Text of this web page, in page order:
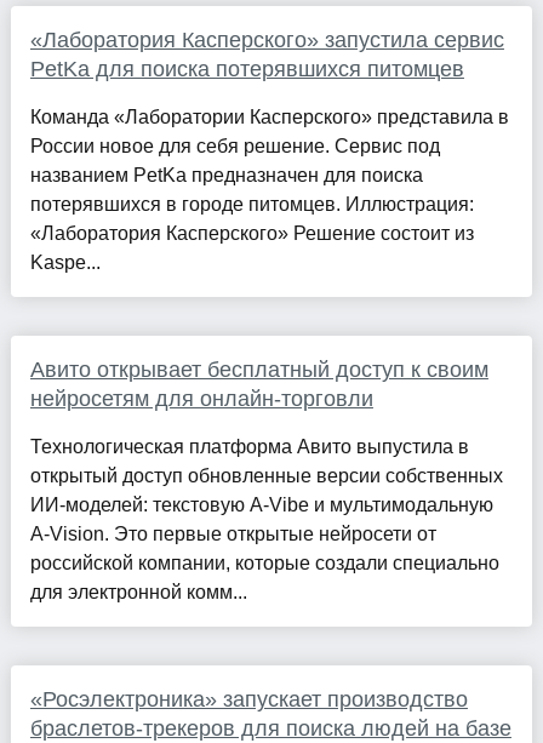
«Лаборатория Касперского» запустила сервис
PetKa для поиска потерявшихся питомцев
Команда «Лаборатории Касперского» представила в
России новое для себя решение. Сервис под
названием PetKa предназначен для поиска
потерявшихся в городе питомцев. Иллюстрация:
«Лаборатория Касперского» Решение состоит из
Kaspe...
Авито открывает бесплатный доступ к своим
нейросетям для онлайн-торговли
Технологическая платформа Авито выпустила в
открытый доступ обновленные версии собственных
ИИ-моделей: текстовую A-Vibe и мультимодальную
A-Vision. Это первые открытые нейросети от
российской компании, которые создали специально
для электронной комм...
«Росэлектроника» запускает производство
браслетов-трекеров для поиска людей на базе